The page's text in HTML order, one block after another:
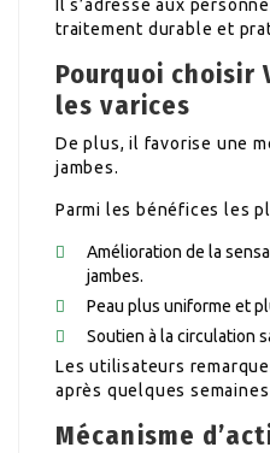
Il s’adresse aux
traitement durable et
Pourquoi choisir
les varices
De plus, il favorise une
jambes.
Parmi les bénéfices les
Amélioration de la
jambes.
Peau plus uniforme et
Soutien à la circulation
Les utilisateurs
après quelques
Mécanisme